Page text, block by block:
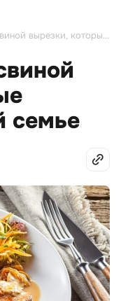
20 рецептов из свиной вырезки, которые понравятся всей семье
семье